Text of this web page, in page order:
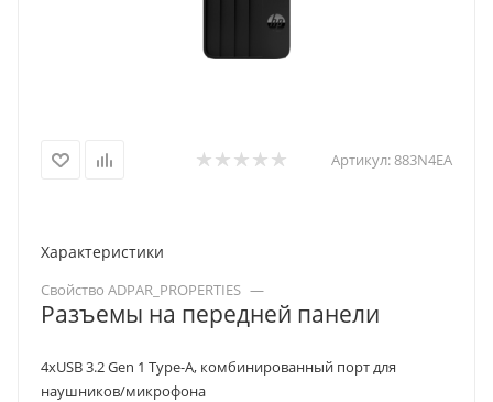
Артикул:883N4EA
Характеристики
Свойство ADPAR_PROPERTIES —
Разъемы на передней панели
4хUSB 3.2 Gen 1 Type-A, комбинированный порт для
наушников/микрофона